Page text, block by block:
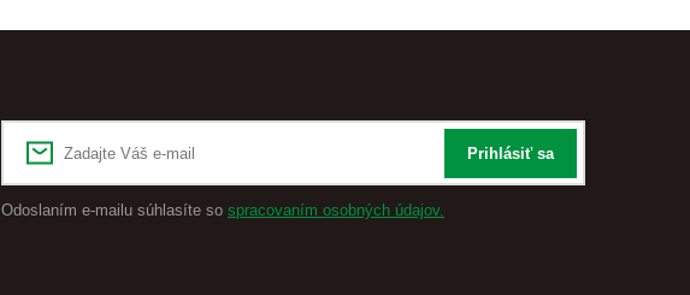
Prihlásiť sa
Odoslaním e-mailu súhlasíte so spracovaním osobných údajov.